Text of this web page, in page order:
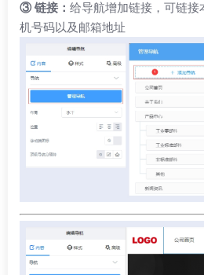
③ 链接： 给导航增加链接，可链
机号码以及邮箱地址